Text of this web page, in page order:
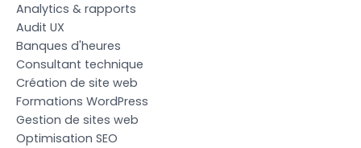
Analytics & rapports
Audit UX
Banques d'heures
Consultant technique
Création de site web
Formations WordPress
Gestion de sites web
Optimisation SEO